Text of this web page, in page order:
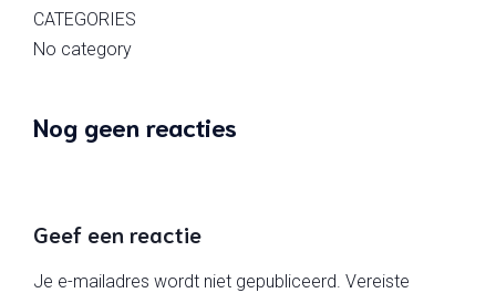
CATEGORIES
No category
Nog geen reacties
Geef een reactie
Je e-mailadres wordt niet gepubliceerd. Vereiste